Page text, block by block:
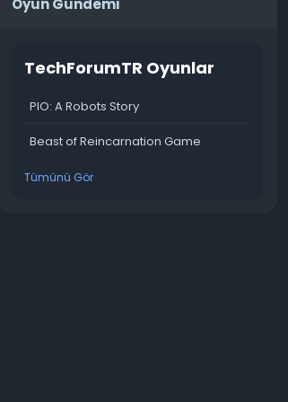
Oyun Gündemi
TechForumTR Oyunlar
PIO: A Robots Story
Beast of Reincarnation Game
Tümünü Gör